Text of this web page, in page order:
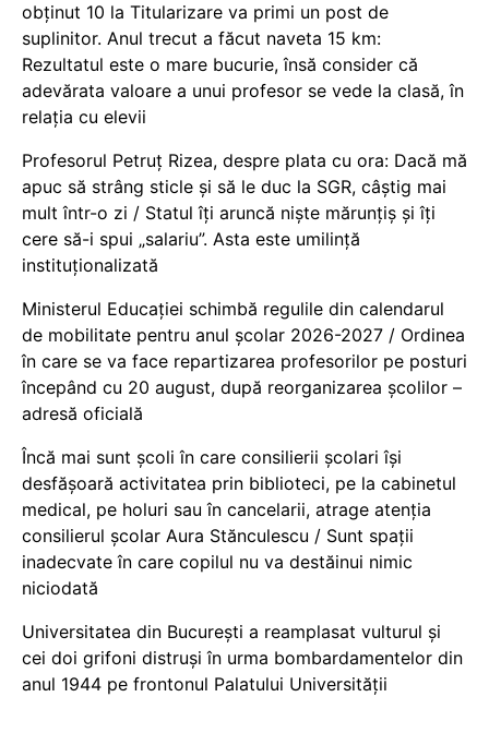
obținut 10 la Titularizare va primi un post de
suplinitor. Anul trecut a făcut naveta 15 km:
Rezultatul este o mare bucurie, însă consider că
adevărata valoare a unui profesor se vede la clasă, în
relația cu elevii
Profesorul Petruț Rizea, despre plata cu ora: Dacă mă
apuc să strâng sticle și să le duc la SGR, câștig mai
mult într-o zi / Statul îți aruncă niște mărunțiș și îți
cere să-i spui „salariu”. Asta este umilință
instituționalizată
Ministerul Educației schimbă regulile din calendarul
de mobilitate pentru anul școlar 2026-2027 / Ordinea
în care se va face repartizarea profesorilor pe posturi
începând cu 20 august, după reorganizarea școlilor –
adresă oficială
Încă mai sunt școli în care consilierii școlari își
desfășoară activitatea prin biblioteci, pe la cabinetul
medical, pe holuri sau în cancelarii, atrage atenția
consilierul școlar Aura Stănculescu / Sunt spații
inadecvate în care copilul nu va destăinui nimic
niciodată
Universitatea din București a reamplasat vulturul și
cei doi grifoni distruși în urma bombardamentelor din
anul 1944 pe frontonul Palatului Universității